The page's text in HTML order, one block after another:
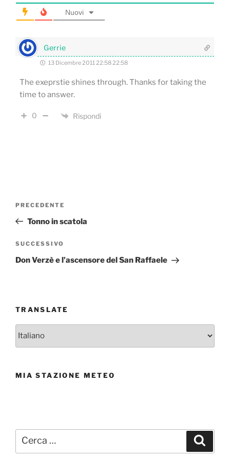
Nuovi
Gerrie
13 Dicembre 2011 22:58 22:58
The exeprstie shines through. Thanks for taking the
time to answer.
0 Rispondi
Articolo
precedente:
PRECEDENTE
Tonno in scatola
Articolo
successivo
SUCCESSIVO
Don Verzè e l’ascensore del San Raffaele
TRANSLATE
MIA STAZIONE METEO
Cerca: